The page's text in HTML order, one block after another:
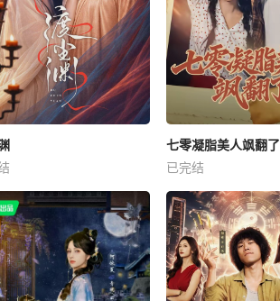
七零凝脂美人飒翻了
已完结